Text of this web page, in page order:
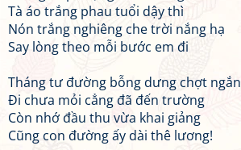
Tà áo trắng phau tuổi dậy thì
Nón trắng nghiêng che trời nắng hạ
Say lòng theo mỗi bước em đi
Tháng tư đường bỗng dưng chợt ngắn
Đi chưa mỏi cẳng đã đến trường
Còn nhớ đầu thu vừa khai giảng
Cũng con đường ấy dài thê lương!